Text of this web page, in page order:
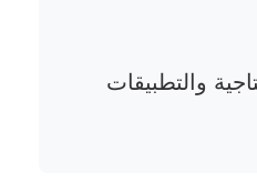
والتطبيقات